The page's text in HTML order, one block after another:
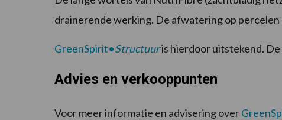
drainerende werking. De afwatering op percelen
GreenSpirit•Structuuris hierdoor uitstekend.
Advies en verkooppunten
Voor meer informatie en advisering over